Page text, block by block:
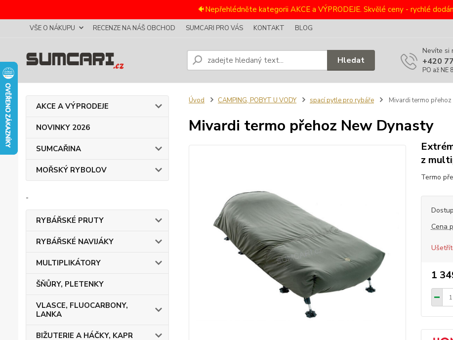
🐠Nepřehlédněte kategorii AKCE a VÝPRODEJE. Skvělé ceny - rychlé
VŠE O NÁKUPU RECENZE NA NÁŠ OBCHOD SUMCARI PRO VÁS KONTAKT BLOG
Hledat
Nevíte si
+420
PO až NE
AKCE A VÝPRODEJE
NOVINKY 2026
SUMCAŘINA
MOŘSKÝ RYBOLOV
-
RYBÁŘSKÉ PRUTY
RYBÁŘSKÉ NAVIJÁKY
MULTIPLIKÁTORY
ŠŇŮRY, PLETENKY
VLASCE, FLUOCARBONY,
LANKA
BIŽUTERIE A HÁČKY, KAPR
Úvod CAMPING, POBYT U VODY spací pytle pro rybáře Mivardi termo
Mivardi termo přehoz New Dynasty
z
Termo
Cena
1